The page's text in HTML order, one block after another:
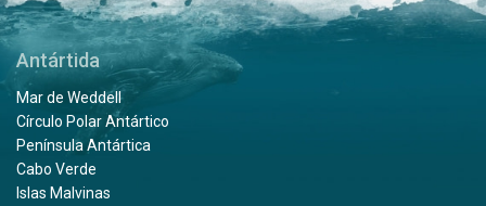
Antártida
Mar de Weddell
Círculo Polar Antártico
Península Antártica
Cabo Verde
Islas Malvinas